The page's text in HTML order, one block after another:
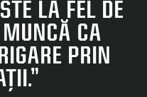
LA FEL DE
CA
PRIN